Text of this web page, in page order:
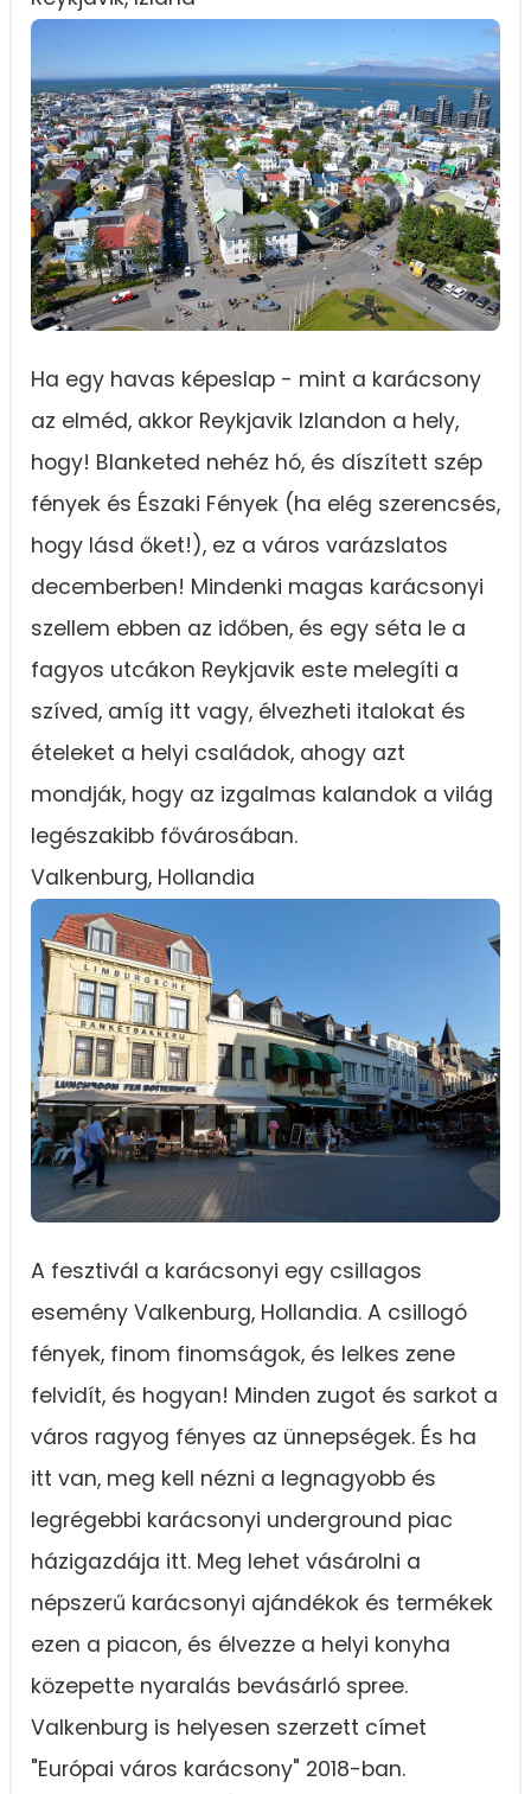
Ha egy havas képeslap - mint a karácsony
az elméd, akkor Reykjavik Izlandon a hely,
hogy! Blanketed nehéz hó, és díszített szép
fények és Északi Fények (ha elég szerencsés,
hogy lásd őket!), ez a város varázslatos
decemberben! Mindenki magas karácsonyi
szellem ebben az időben, és egy séta le a
fagyos utcákon Reykjavik este melegíti a
szíved, amíg itt vagy, élvezheti italokat és
ételeket a helyi családok, ahogy azt
mondják, hogy az izgalmas kalandok a világ
legészakibb fővárosában.
Valkenburg, Hollandia
A fesztivál a karácsonyi egy csillagos
esemény Valkenburg, Hollandia. A csillogó
fények, finom finomságok, és lelkes zene
felvidít, és hogyan! Minden zugot és sarkot a
város ragyog fényes az ünnepségek. És ha
itt van, meg kell nézni a legnagyobb és
legrégebbi karácsonyi underground piac
házigazdája itt. Meg lehet vásárolni a
népszerű karácsonyi ajándékok és termékek
ezen a piacon, és élvezze a helyi konyha
közepette nyaralás bevásárló spree.
Valkenburg is helyesen szerzett címet
"Európai város karácsony" 2018-ban.